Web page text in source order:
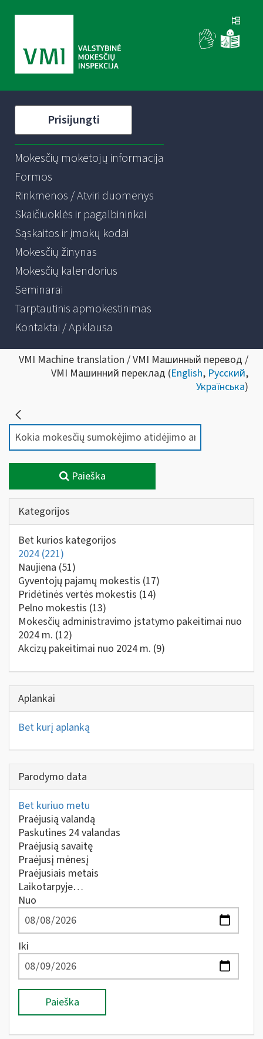
Prisijungti
Mokesčių mokėtojų informacija
Formos
Rinkmenos / Atviri duomenys
Skaičiuoklės ir pagalbininkai
Sąskaitos ir įmokų kodai
Mokesčių žinynas
Mokesčių kalendorius
Seminarai
Tarptautinis apmokestinimas
Kontaktai / Apklausa
VMI Machine translation / VMI Машинный перевод /
VMI Машинний переклад (English, Русский,
Українська)
Paieška
Kategorijos
Bet kurios kategorijos
2024 (221)
Naujiena (51)
Gyventojų pajamų mokestis (17)
Pridėtinės vertės mokestis (14)
Pelno mokestis (13)
Mokesčių administravimo įstatymo pakeitimai nuo
2024 m. (12)
Akcizų pakeitimai nuo 2024 m. (9)
Aplankai
Bet kurį aplanką
Parodymo data
Bet kuriuo metu
Praėjusią valandą
Paskutines 24 valandas
Praėjusią savaitę
Praėjusį mėnesį
Praėjusiais metais
Laikotarpyje…
Nuo
Iki
Paieška